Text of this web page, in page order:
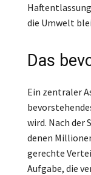
die Umwelt
Das
Ein zentraler
wird. Nach der
denen
gerechte
Aufgabe, die